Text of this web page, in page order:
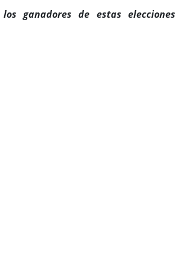
ganadores de estas elecciones